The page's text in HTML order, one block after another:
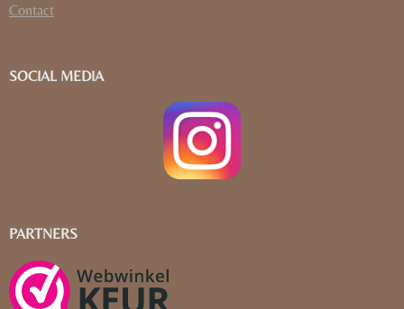
Contact
SOCIAL MEDIA
PARTNERS